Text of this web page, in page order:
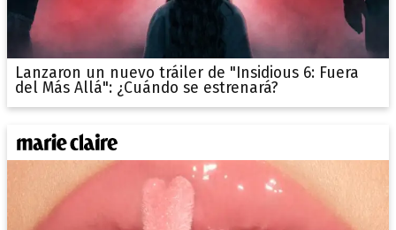
Lanzaron un nuevo tráiler de "Insidious 6: Fuera
del Más Allá": ¿Cuándo se estrenará?